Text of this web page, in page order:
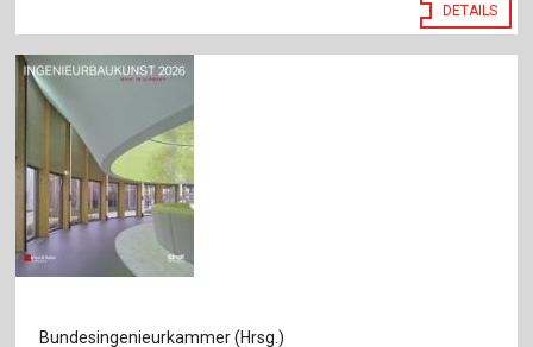
DETAILS
Bundesingenieurkammer (Hrsg.)